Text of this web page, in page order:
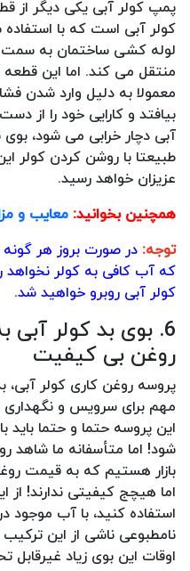
پمپ کولر آبی یکی دیگر از
کولر آبی است که با استفاده
لوله کشی ساختمان به
منتقل می کند. اما این قطعه
معمولا به دلیل وارد شدن
بیافتد و کارایی خود را از
آبی دچار خرابی می شود،
طبیعتا با روشن کردن کولر
عزیزان خواهد رسید.
همچنین بخوانید: معایب و
توجه: در صورت بروز هر گونه
که آب کافی به کولر
کولر آبی روبرو خواهید شد.
6. بوی بد کولر
روغن بی کیفیت
پروسه روغن کاری کولر
مهم برای سرویس و نگهداری
این پروسه حتما و حتما باید
شود! اما متأسفانه ما
بازار هستیم که به قیمت
اما هیچج کیفیتی ندارند!
استفاده کنید، با آب
نامطبوعی ناشی از این
اوقات این بوی زیاد غیرقابل